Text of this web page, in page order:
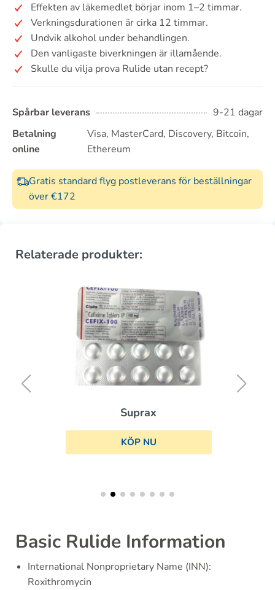
Effekten av läkemedlet börjar inom 1–2 timmar.
Verkningsdurationen är cirka 12 timmar.
Undvik alkohol under behandlingen.
Den vanligaste biverkningen är illamående.
Skulle du vilja prova Rulide utan recept?
Spårbar leverans
9-21 dagar
Betalning
online
Visa, MasterCard, Discovery, Bitcoin,
Ethereum
Gratis standard flyg postleverans för beställningar
över €172
Relaterade produkter:
Suprax
KÖP NU
Basic Rulide Information
International Nonproprietary Name (INN):
Roxithromycin